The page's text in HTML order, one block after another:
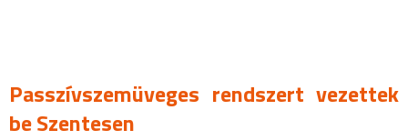
Passzívszemüveges rendszert vezettek
be Szentesen